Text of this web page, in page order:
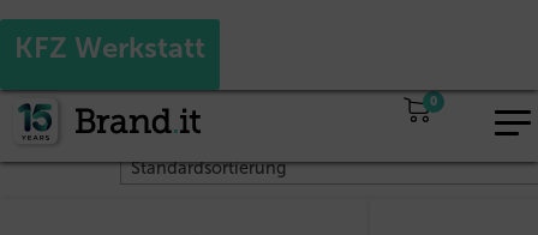
Sind Sie Wiederverkäufer?
0
DE
Start/ Produkte verschlagwortet mit „KFZ Werkstatt“
KFZ Werkstatt
Alle 3 Ergebnisse werden angezeigt